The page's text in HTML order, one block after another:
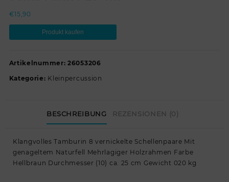
€15,90
Produkt kaufen
Artikelnummer: 26053206
Kategorie: Kleinpercussion
BESCHREIBUNG REZENSIONEN (0)
Klangvolles Tamburin 8 vernickelte Schellenpaare Mit
genageltem Naturfell Mehrlagiger Holzrahmen Farbe
Hellbraun Durchmesser (10) ca. 25 cm Gewicht 020 kg